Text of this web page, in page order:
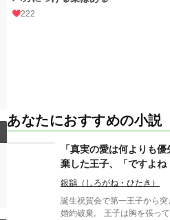
222
あなたにおすすめの小説
「真実の愛は何よりも
棄した王子、「ですよね
銀鶲（しろがね・ひたき）
誕生祝賀会で第一王子から
婚約破棄。 王子は胸を張って言った。「真実の愛は